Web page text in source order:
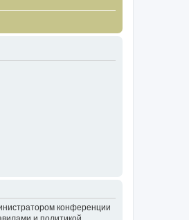
конференции